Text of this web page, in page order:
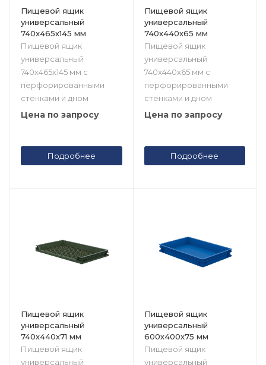
Пищевой ящик
универсальный
740х465х145 мм
Пищевой ящик
универсальный
740х465х145 мм с
перфорированными
стенками и дном
Цена по запросу
Подробнее
Пищевой ящик
универсальный
740x440x65 мм
Пищевой ящик
универсальный
740x440x65 мм с
перфорированными
стенками и дном
Цена по запросу
Подробнее
Пищевой ящик
универсальный
740х440х71 мм
Пищевой ящик
универсальный
Пищевой ящик
универсальный
600х400х75 мм
Пищевой ящик
универсальный